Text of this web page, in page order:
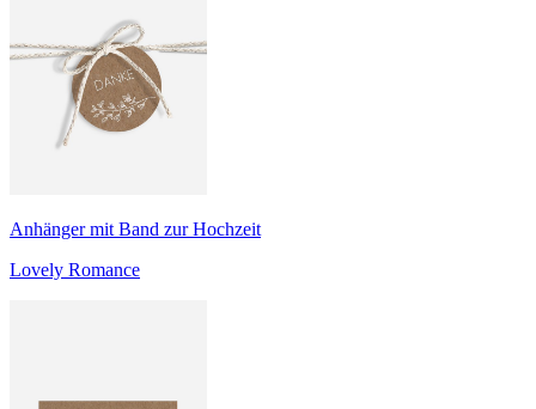
Anhänger mit Band zur Hochzeit
Lovely Romance